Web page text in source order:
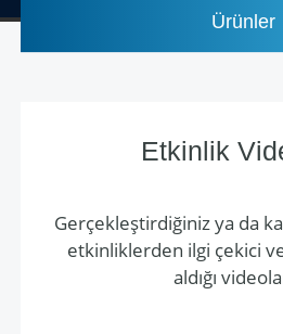
Ürünler
Etkinlik
Gerçekleştirdiğiniz ya da
etkinliklerden ilgi çekici
aldığı